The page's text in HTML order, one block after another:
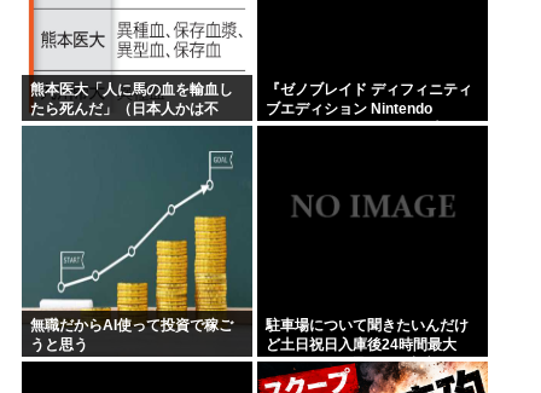
熊本医大「人に馬の血を輸血し
たら死んだ」（日本人かは不
明）
『ゼノブレイド ディフィニティ
ブエディション Nintendo
Switch 2 Edition』3,713 本
無職だからAI使って投資で稼ご
うと思う
駐車場について聞きたいんだけ
ど土日祝日入庫後24時間最大
800円って日曜いれて出庫日が平
日の場合料金どうなるの